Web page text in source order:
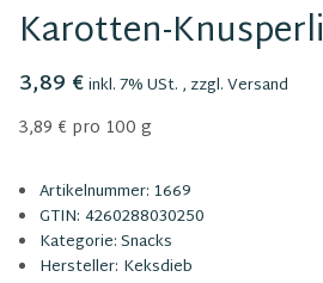
Karotten-Knusperli
3,89 €inkl. 7% USt. , zzgl.Versand
3,89 € pro 100 g
Artikelnummer: 1669
GTIN: 4260288030250
Kategorie:Snacks
Hersteller: Keksdieb